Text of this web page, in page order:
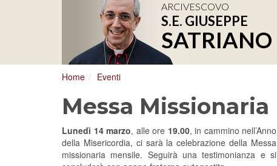
ARCIVESCOVO
S.E. GIUSEPPE
SATRIANO
8/17/2026
Conversano
Conferenza Episcopale Pugliese
Home Eventi
Messa Missionaria
Lunedì 14 marzo, alle ore 19.00, in cammino nell’Anno
della Misericordia, ci sarà la celebrazione della Messa
missionaria mensile. Seguirà una testimonianza e si